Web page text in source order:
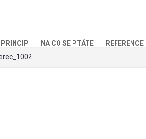
PRINCIP NA CO SE PTÁTE REFERENCE